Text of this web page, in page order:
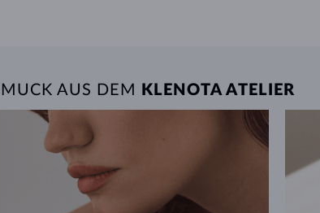
AUS DEM KLENOTA ATELIER